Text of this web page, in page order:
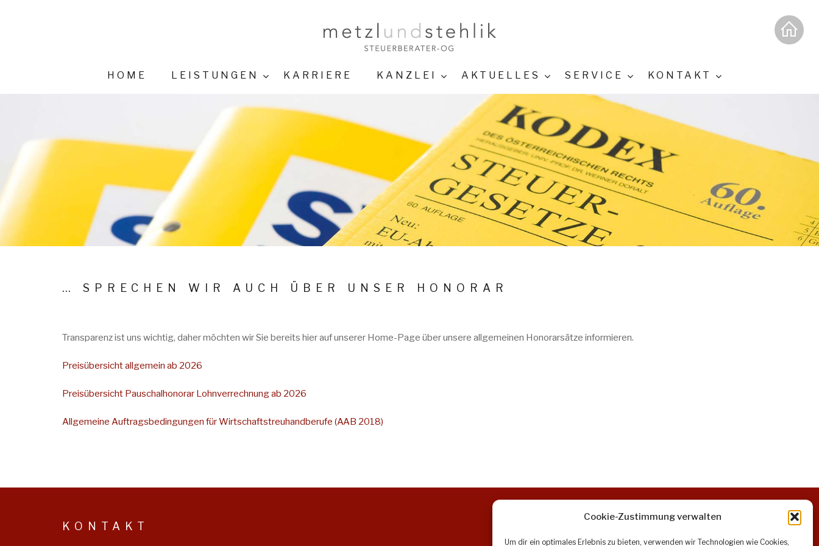
Cookie-Zustimmung verwalten
Um dir ein optimales Erlebnis zu bieten, verwenden wir Technologien wie Cookies,
HOME LEISTUNGEN KARRIERE KANZLEI AKTUELLES SERVICE KONTAKT
… SPRECHEN WIR AUCH ÜBER UNSER HONORAR
Transparenz ist uns wichtig, daher möchten wir Sie bereits hier auf unserer Home-Page über unsere allgemeinen Honorarsätze informieren.
Preisübersicht allgemein ab 2026
Preisübersicht Pauschalhonorar Lohnverrechnung ab 2026
Allgemeine Auftragsbedingungen für Wirtschaftstreuhandberufe (AAB 2018)
KONTAKT